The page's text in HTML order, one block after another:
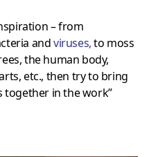
– from
andviruses,to moss
the human body,
etc., then try to bring
together in the work”